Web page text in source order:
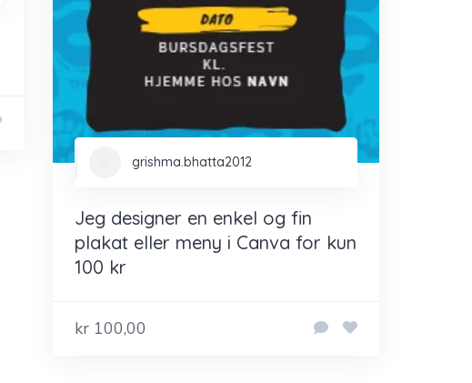
grishma.bhatta2012
Jeg designer en enkel og fin
plakat eller meny i Canva for kun
100 kr
kr 100,00